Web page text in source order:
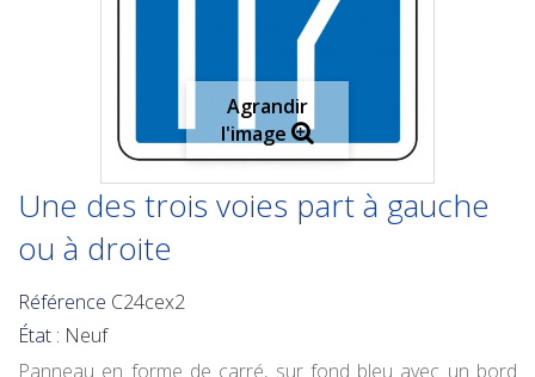
Agrandir
l'image
Une des trois voies part à gauche
ou à droite
Référence C24cex2
État : Neuf
Panneau en forme de carré, sur fond bleu avec un bord